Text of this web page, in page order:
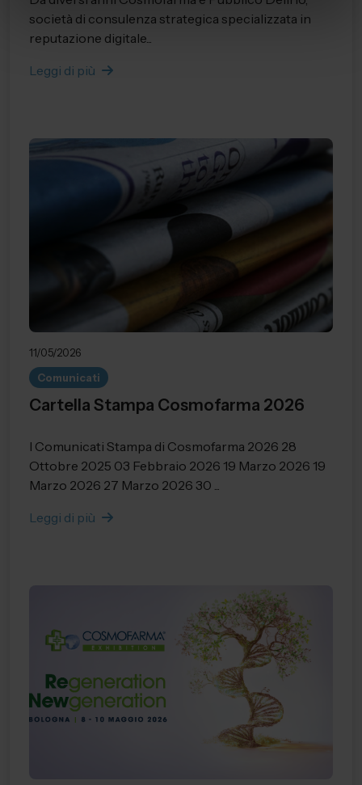
società di consulenza strategica specializzata in
reputazione digitale...
Leggi di più
11/05/2026
Comunicati
Cartella Stampa Cosmofarma 2026
I Comunicati Stampa di Cosmofarma 2026 28
Ottobre 2025 03 Febbraio 2026 19 Marzo 2026 19
Marzo 2026 27 Marzo 2026 30 ...
Leggi di più